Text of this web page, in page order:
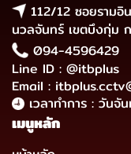
112/12 ซอยราม
นวลจันทร์ เขตบึงกุ่ม
094-4596429
Line ID : @itbplus
Email :
เวลาทำการ : วัน
เมนูหลัก